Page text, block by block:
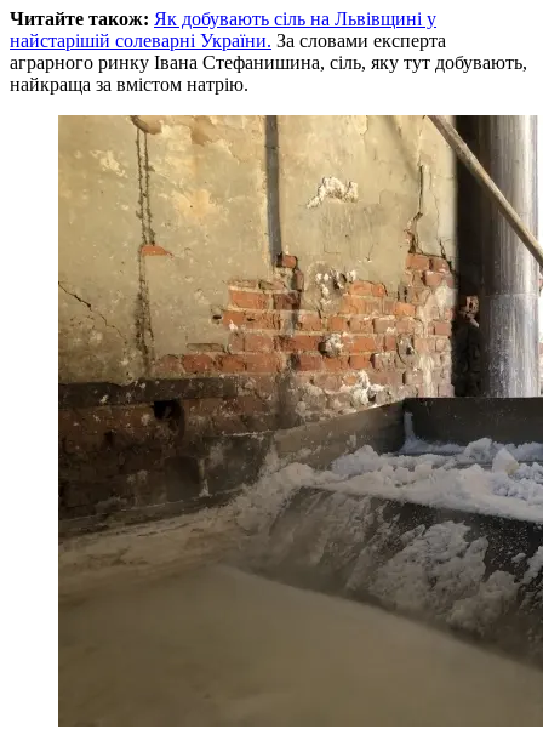
Читайте також: Як добувають сіль на Львівщині у
найстарішій солеварні України. За словами експерта
аграрного ринку Івана Стефанишина, сіль, яку тут добувають,
найкраща за вмістом натрію.